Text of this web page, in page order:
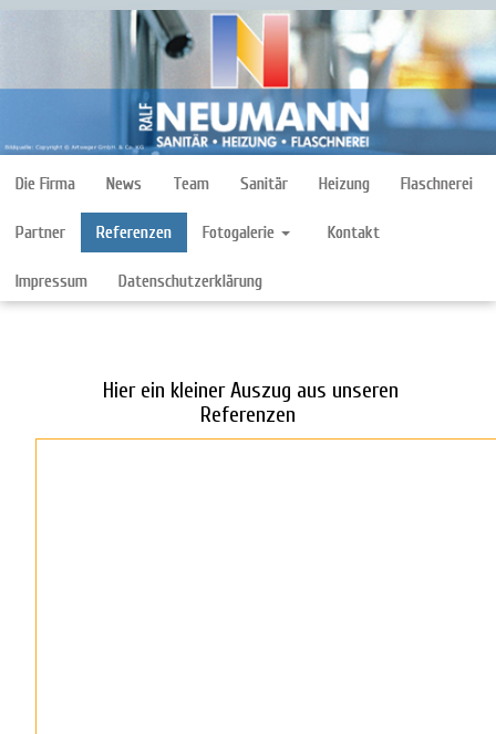
Die Firma News Team Sanitär Heizung Flaschnerei
Partner Referenzen Fotogalerie Kontakt
Impressum Datenschutzerklärung
Hier ein kleiner Auszug aus unseren
Referenzen